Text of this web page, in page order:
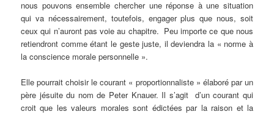
nous pouvons ensemble chercher une réponse à une situation
qui va nécessairement, toutefois, engager plus que nous, soit
ceux qui n’auront pas voie au chapitre. Peu importe ce que nous
retiendront comme étant le geste juste, il deviendra la « norme à
la conscience morale personnelle ».
Elle pourrait choisir le courant « proportionnaliste » élaboré par un
père jésuite du nom de Peter Knauer. Il s’agit d’un courant qui
croit que les valeurs morales sont édictées par la raison et la